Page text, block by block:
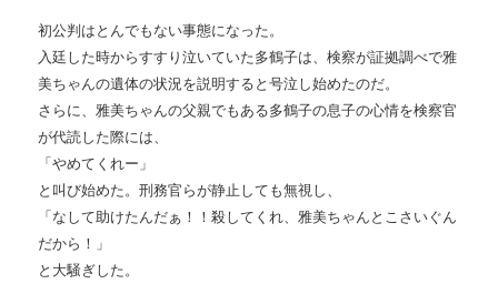
初公判はとんでもない事態になった。
入廷した時からすすり泣いていた多鶴子は、検察が証拠調べで雅
美ちゃんの遺体の状況を説明すると号泣し始めたのだ。
さらに、雅美ちゃんの父親でもある多鶴子の息子の心情を検察官
が代読した際には、
「やめてくれー」
と叫び始めた。刑務官らが静止しても無視し、
「なして助けたんだぁ！！殺してくれ、雅美ちゃんとこさいぐん
だから！」
と大騒ぎした。